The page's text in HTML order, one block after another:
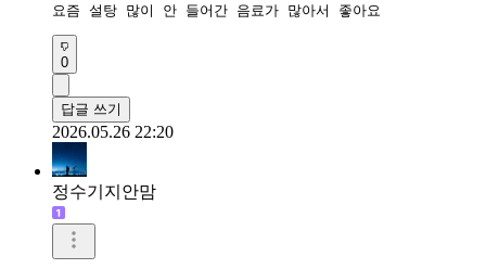
요즘 설탕 많이 안 들어간 음료가 많아서 좋아요
0
답글 쓰기
2026.05.26 22:20
정수기지안맘